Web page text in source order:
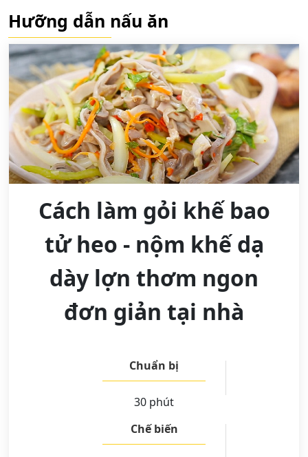
Hưỡng dẫn nấu ăn
Cách làm gỏi khế bao
tử heo - nộm khế dạ
dày lợn thơm ngon
đơn giản tại nhà
Chuẩn bị
30 phút
Chế biến